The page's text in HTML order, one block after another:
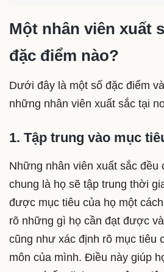
Một nhân viên xuất
đặc điểm nào?
Dưới đây là một số đặc điểm
những nhân viên xuất sắc tại
1. Tập trung vào mục
Những nhân viên xuất sắc đều
chung là họ sẽ tập trung thời
được mục tiêu của họ một
rõ những gì họ cần đạt được
cũng như xác định rõ mục tiêu
môn của mình. Điều này giúp